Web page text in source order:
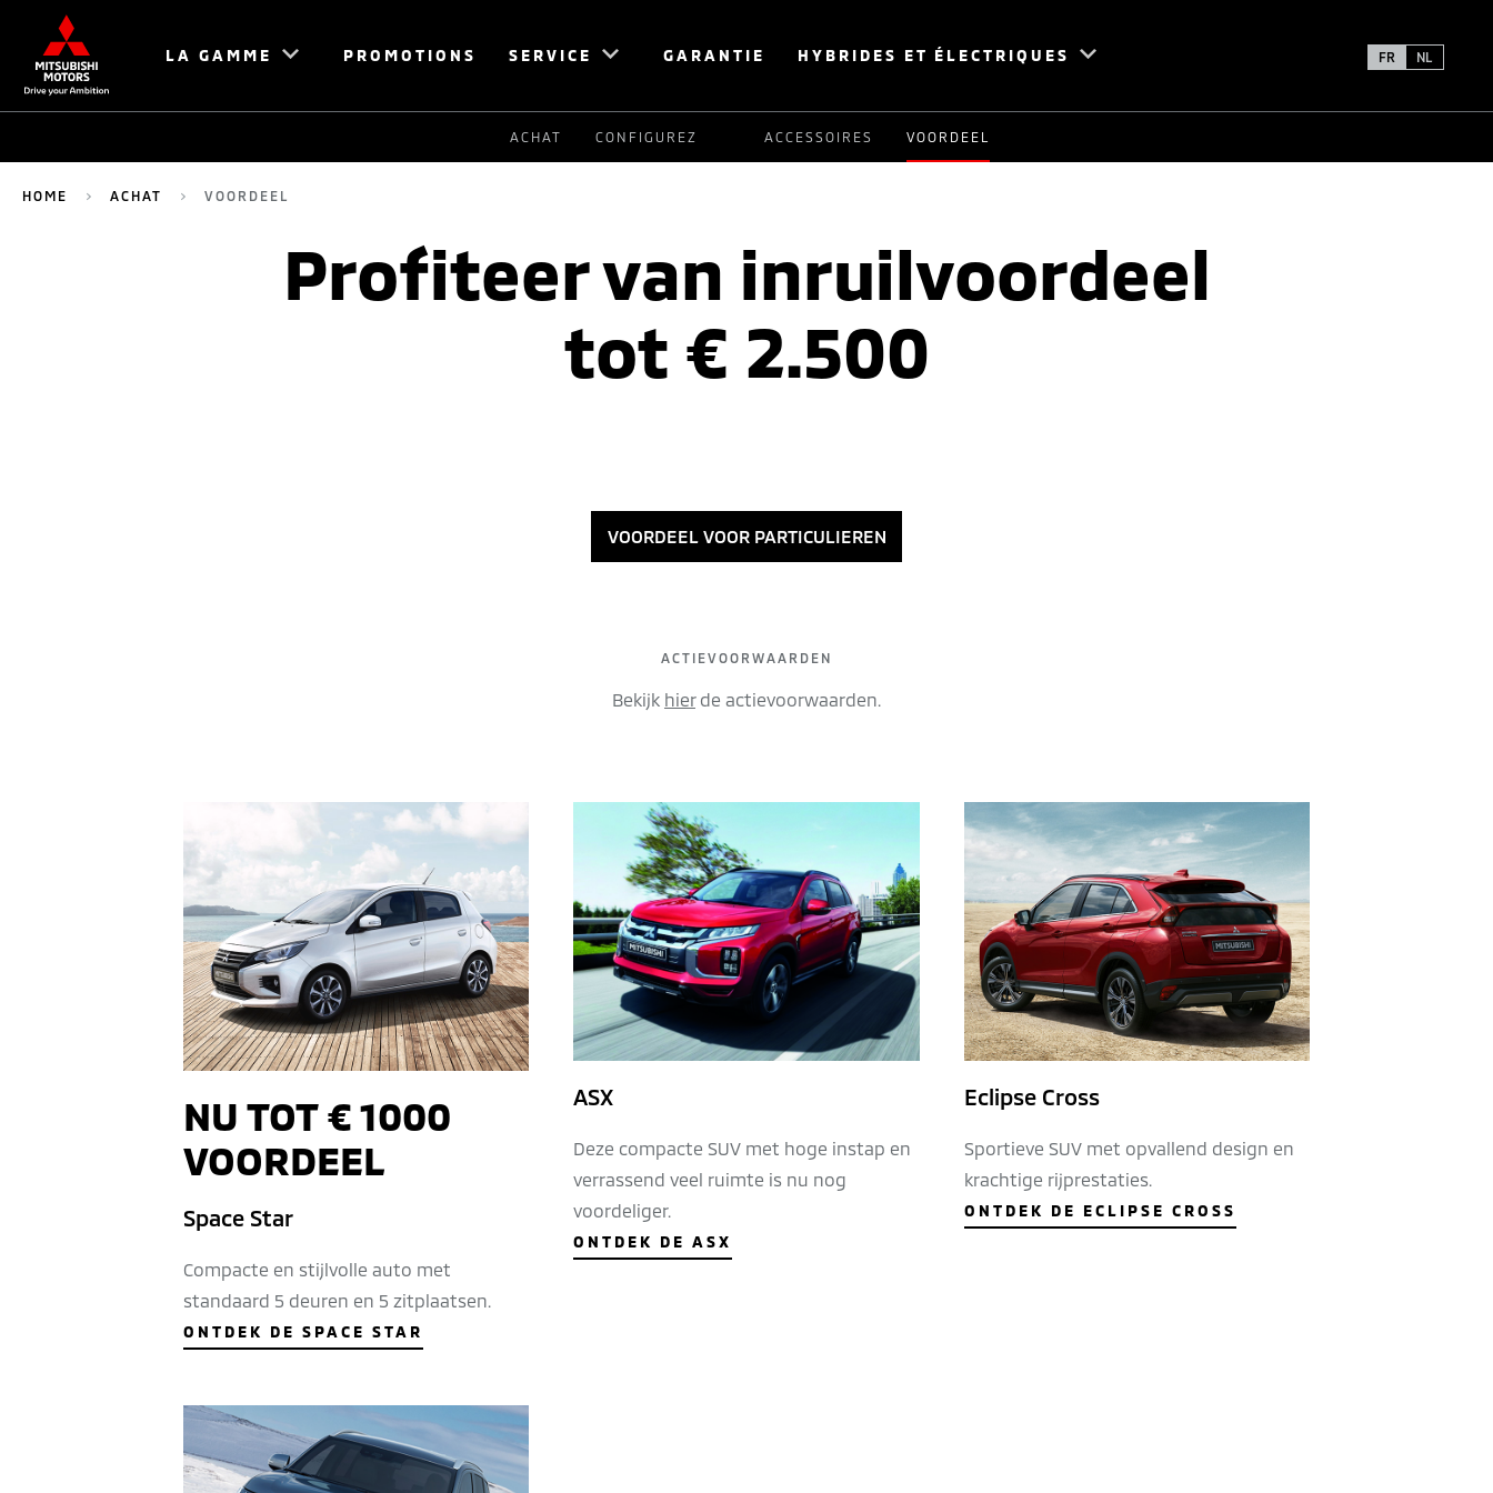
LA GAMME PROMOTIONS SERVICE GARANTIE HYBRIDES ET ÉLECTRIQUES FR NL
ACHAT CONFIGUREZ ACCESSOIRES VOORDEEL
HOME ACHAT VOORDEEL
Profiteer van inruilvoordeel
tot € 2.500
VOORDEEL VOOR PARTICULIEREN
ACTIEVOORWAARDEN
Bekijk hierde actievoorwaarden.
NU TOT € 1000
VOORDEEL
Space Star
Compacte en stijlvolle auto met
standaard 5 deuren en 5 zitplaatsen.
ONTDEK DE SPACE STAR
ASX
Deze compacte SUV met hoge instap en
verrassend veel ruimte is nu nog
voordeliger.
ONTDEK DE ASX
Eclipse Cross
Sportieve SUV met opvallend design en
krachtige rijprestaties.
ONTDEK DE ECLIPSE CROSS